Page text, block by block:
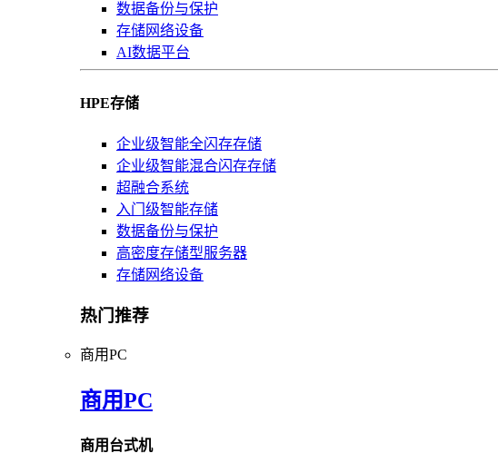
数据备份与保护
存储网络设备
AI数据平台
HPE存储
企业级智能全闪存存储
企业级智能混合闪存存储
超融合系统
入门级智能存储
数据备份与保护
高密度存储型服务器
存储网络设备
热门推荐
商用PC
商用PC
商用台式机